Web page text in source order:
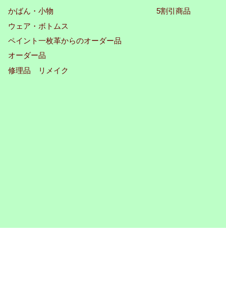
かばん・小物
ウェア・ボトムス
ペイント一枚革からのオーダー品
オーダー品
修理品 リメイク
5割引商品